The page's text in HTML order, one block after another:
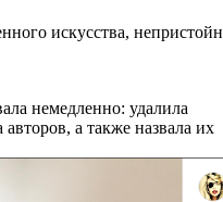
искусства,
немедленно: удалила
а также назвала их